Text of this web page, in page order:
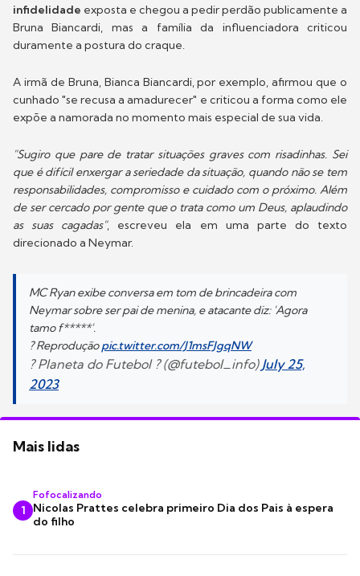
infidelidade exposta e chegou a pedir perdão publicamente a
Bruna Biancardi, mas a família da influenciadora criticou
duramente a postura do craque.
A irmã de Bruna, Bianca Biancardi, por exemplo, afirmou que o
cunhado "se recusa a amadurecer" e criticou a forma como ele
expõe a namorada no momento mais especial de sua vida.
"Sugiro que pare de tratar situações graves com risadinhas. Sei
que é difícil enxergar a seriedade da situação, quando não se tem
responsabilidades, compromisso e cuidado com o próximo. Além
de ser cercado por gente que o trata como um Deus, aplaudindo
as suas cagadas", escreveu ela em uma parte do texto
direcionado a Neymar.
MC Ryan exibe conversa em tom de brincadeira com
Neymar sobre ser pai de menina, e atacante diz: 'Agora
tamo f*****'.
? Reproduçãopic.twitter.com/J1msFJgqNW
? Planeta do Futebol ? (@futebol_info) July 25,
2023
Mais lidas
1
Fofocalizando
Nicolas Prattes celebra primeiro Dia dos Pais à espera
do filho